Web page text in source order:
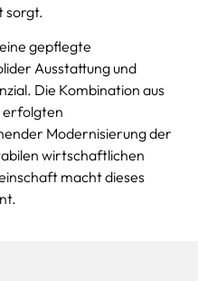
sorgt.
gepflegte
Ausstattung und
Die Kombination aus
erfolgten
Modernisierung der
wirtschaftlichen
macht dieses